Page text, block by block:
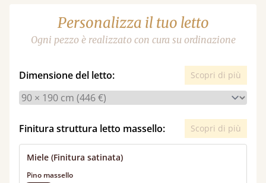
Personalizza il tuo letto
Ogni pezzo è realizzato con cura su ordinazione
Dimensione del letto: Scopri di più
Finitura struttura letto massello: Scopri di più
Miele (Finitura satinata)
Pino massello